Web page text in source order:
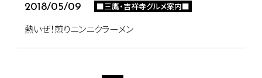
2018/05/09 ■三鷹・吉祥寺グルメ案内■
熱いぜ！煎りニンニクラーメン